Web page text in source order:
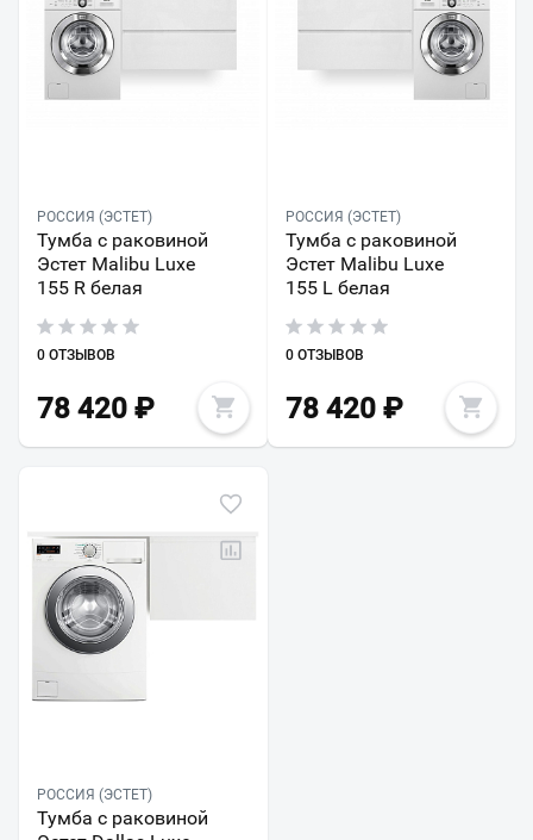
РОССИЯ (ЭСТЕТ)
Тумба с раковиной
Эстет Malibu Luxe
155 R белая
0 ОТЗЫВОВ
78 420 ₽
РОССИЯ (ЭСТЕТ)
Тумба с раковиной
Эстет Malibu Luxe
155 L белая
0 ОТЗЫВОВ
78 420₽
РОССИЯ (ЭСТЕТ)
Тумба с раковиной